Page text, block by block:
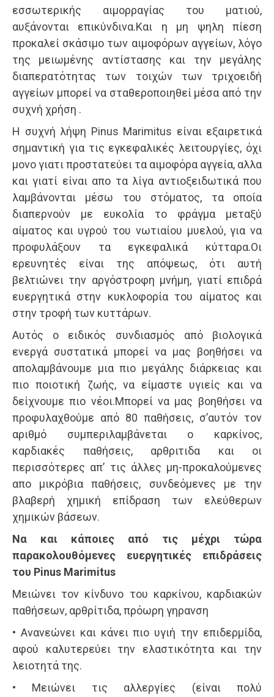
εσσωτερικής αιμορραγίας του ματιού,
αυξάνονται επικύνδινα.Και η μη ψηλη πίεση
προκαλεί σκάσιμο των αιμοφόρων αγγείων, λόγο
της μειωμένης αντίστασης και την μεγάλης
διαπερατότητας των τοιχών των τριχοειδή
αγγείων μπορεί να σταθεροποιηθεί μέσα από την
συχνή χρήση .
Η συχνή λήψη Pinus Marimitus είναι εξαιρετικά
σημαντική για τις εγκεφαλικές λειτουργίες, όχι
μονο γιατι προστατεύει τα αιμοφόρα αγγεία, αλλα
και γιατί είναι απο τα λίγα αντιοξειδωτικά που
λαμβάνονται μέσω του στόματος, τα οποία
διαπερνούν με ευκολία το φράγμα μεταξύ
αίματος και υγρού του νωτιαίου μυελού, για να
προφυλάξουν τα εγκεφαλικά κύτταρα.Οι
ερευνητές είναι της απόψεως, ότι αυτή
βελτιώνει την αργόστροφη μνήμη, γιατί επιδρά
ευεργητικά στην κυκλοφορία του αίματος και
στην τροφή των κυττάρων.
Αυτός ο ειδικός συνδιασμός από βιολογικά
ενεργά συστατικά μπορεί να μας βοηθήσει να
απολαμβάνουμε μια πιο μεγάλης διάρκειας και
πιο ποιοτική ζωής, να είμαστε υγιείς και να
δείχνουμε πιο νέοι.Μπορεί να μας βοηθήσει να
προφυλαχθούμε από 80 παθήσεις, σ’αυτόν τον
αριθμό συμπεριλαμβάνεται ο καρκίνος,
καρδιακές παθήσεις, αρθριτιδα και οι
περισσότερες απ’ τις άλλες μη-προκαλούμενες
απο μικρόβια παθήσεις, συνδεόμενες με την
βλαβερή χημική επίδραση των ελεύθερων
χημικών βάσεων.
Να και κάποιες από τις μέχρι τώρα
παρακολουθόμενες ευεργητικές επιδράσεις
του Pinus Marimitus
Μειώνει τον κίνδυνο του καρκίνου, καρδιακών
παθήσεων, αρθρίτιδα, πρόωρη γηρανση
• Ανανεώνει και κάνει πιο υγιή την επιδερμίδα,
αφού καλυτερεύει την ελαστικότητα και την
λειοτητά της.
• Μειώνει τις αλλεργίες (είναι πολύ